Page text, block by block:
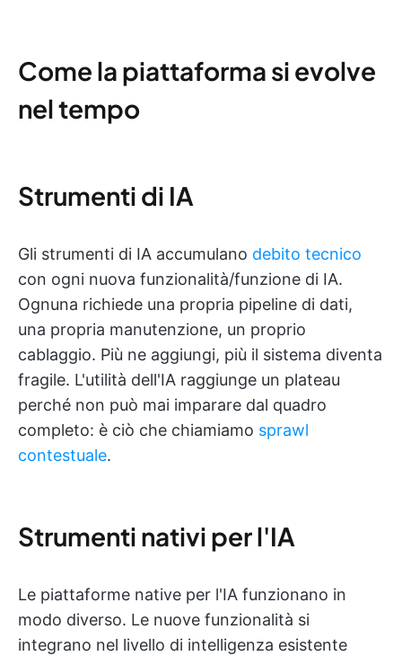
Come la piattaforma si evolve
nel tempo
Strumenti di IA
Gli strumenti di IA accumulano debito tecnico
con ogni nuova funzionalità/funzione di IA.
Ognuna richiede una propria pipeline di dati,
una propria manutenzione, un proprio
cablaggio. Più ne aggiungi, più il sistema diventa
fragile. L'utilità dell'IA raggiunge un plateau
perché non può mai imparare dal quadro
completo: è ciò che chiamiamo sprawl
contestuale.
Strumenti nativi per l'IA
Le piattaforme native per l'IA funzionano in
modo diverso. Le nuove funzionalità si
integrano nel livello di intelligenza esistente